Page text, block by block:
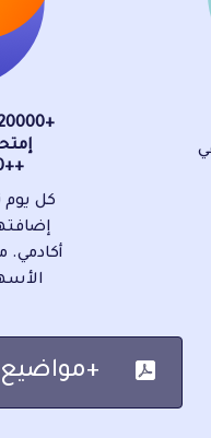
++90000 سؤال
كل يوم
+مواضيع